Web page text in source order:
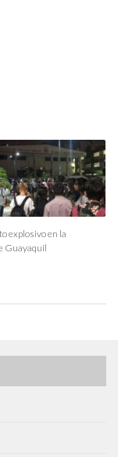
explosivo en la
Guayaquil